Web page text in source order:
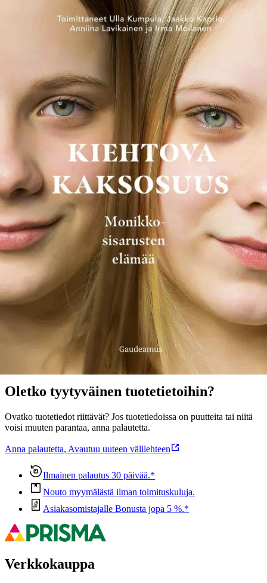
Monikkous ihastuttaa, ihmetyttää ja joskus kauhistuttaakin.
Monikkovauvojen vanhemmat saattavat onnittelujen sijaan kuulla
voivottelua siitä, miten rankkaa arki varmasti tulee olemaan.
Varsinkin toisiaan muistuttavat kaksoset niputetaan helposti yhteen
ja heidän yksilöllisyytensä saatetaan sivuuttaa. Monikkosisaruus on
kuitenkin ilmiö, jonka kaikki kaksoset, kolmoset ja neloset
perheineen kokevat omalla tavallaan. Kiehtova kaksosuus käsittelee
kaksosten ja muiden monikkosisarusten elämää monipuolisesti ja
moniäänisesti. Millaisia uskomuksia ja kulttuurisia kuvia
kaksosuuteen liitetään? Millaista on odottaa, hoitaa ja kasvattaa
kahta tai useampaa samanikäistä lasta? Miten elämänmittainen
sisarussuhde vaikuttaa identiteetin kehitykseen, ja miten
monikkosisarukset itse kokevat tämän suhteen? Mukana on myös
lähipiirin - esimerkiksi puolison, isovanhemman ja lapsen -
näkökulmia. Tutkitun tiedon lisäksi teokseen sisältyy runsaasti
haastatteluja ja omakohtaisia kertomuksia, joissa monikkosisarukset
ja heidän läheisensä pääsevät ääneen.
Näytä lisää tuotekuvausta
Ominaisuudet
Oletko tyytyväinen tuotetietoihin?
Ovatko tuotetiedot riittävät? Jos tuotetiedoissa on puutteita tai niitä
voisi muuten parantaa, anna palautetta.
Anna palautetta, Avautuu uuteen välilehteen
Ilmainen palautus 30 päivää.*
Nouto myymälästä ilman toimituskuluja.
Asiakasomistajalle Bonusta jopa 5 %.*
Verkkokauppa